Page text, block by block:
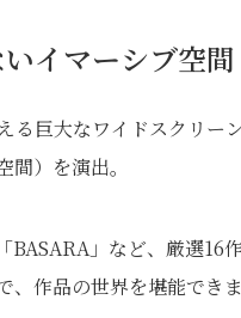
イマーシブ空間
る巨大なワイドスクリー
）を演出。
BASARA」など、厳選
作品の世界を堪能できま